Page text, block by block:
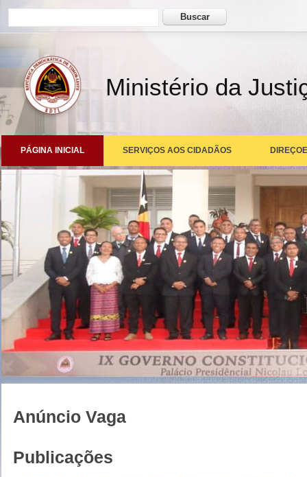
Formulário de busca Buscar
Ministério da
PÁGINA INICIAL SERVIÇOS AOS CIDADÃOS
Anúncio Vaga
Publicações